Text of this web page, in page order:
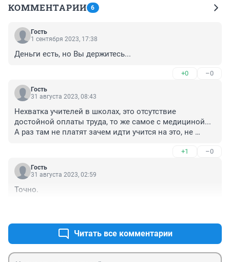
КОММЕНТАРИИ 6
Гость
1 сентября 2023, 17:38
Деньги есть, но Вы держитесь...
+0 –0
Гость
31 августа 2023, 08:43
Нехватка учителей в школах, это отсутствие
достойной оплаты труда, то же самое с медициной...
А раз там не платят зачем идти учится на это, не
+1 –0
Гость
31 августа 2023, 02:59
Точно.
Читать все комментарии